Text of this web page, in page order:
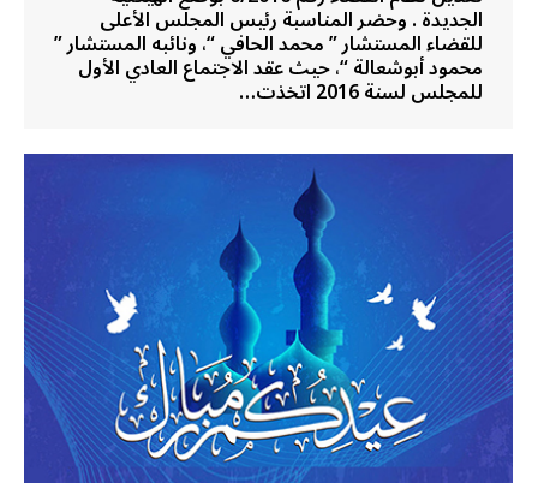
الجديدة . وحضر المناسبة رئيس المجلس الأعلى
للقضاء المستشار ” محمد الحافي “، ونائبه المستشار ”
محمود أبوشعالة “، حيث عقد الاجتماع العادي الأول
للمجلس لسنة 2016 اتخذت…